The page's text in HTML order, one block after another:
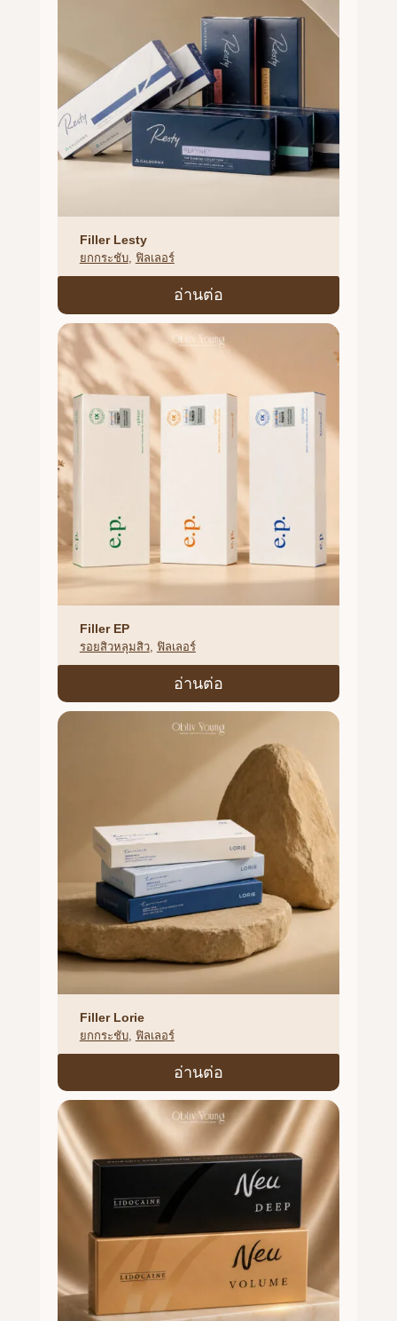
Filler Lesty
ยกกระชับ, ฟิลเลอร์
อ่านต่อ
Filler EP
รอยสิวหลุมสิว, ฟิลเลอร์
อ่านต่อ
Filler Lorie
ยกกระชับ, ฟิลเลอร์
อ่านต่อ